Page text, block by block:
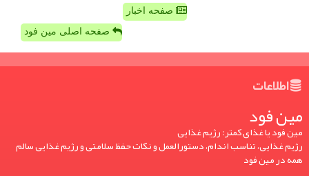
صفحه اخبار
صفحه اصلی مین فود
اطلاعات
مین فود
مین فود یا غذای کمتر: رژیم غذایی
رژیم غذایی، تناسب اندام، دستورالعمل و نکات حفظ سلامتی و رژیم غذایی سالم
همه در مین فود